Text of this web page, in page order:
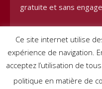
gratuite et sans
Demander une
Ce site internet utilise
expérience de navigation.
acceptez l’utilisation de
politique en matière de